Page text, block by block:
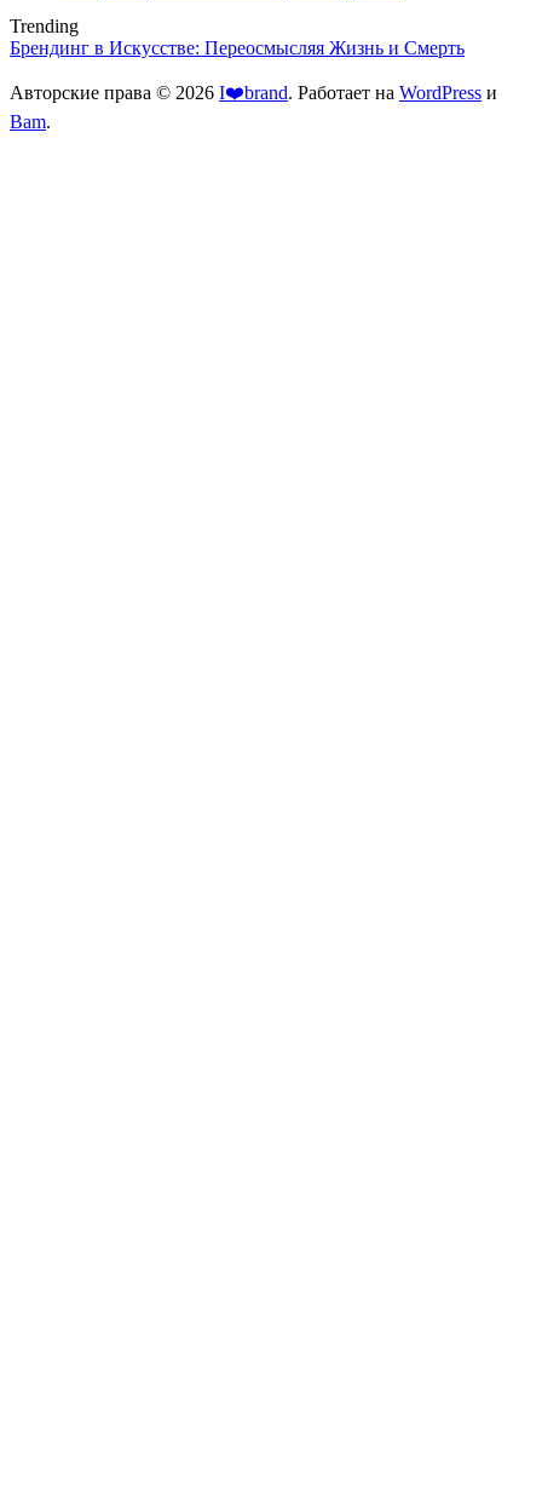
Trending
Брендинг в Искусстве: Переосмысляя Жизнь и Смерть
Авторские права © 2026 I❤️brand. Работает на WordPress и
Bam.